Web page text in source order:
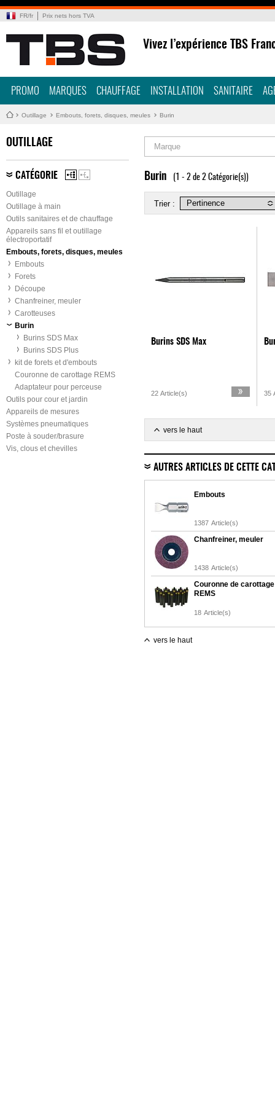
FR/fr Prix nets hors TVA
Vivez l’expérience TBS
PROMO MARQUES CHAUFFAGE INSTALLATION SANITAIRE
Outillage Embouts, forets, disques, meules Burin
OUTILLAGE
CATÉGORIE
Outillage
Outillage à main
Outils sanitaires et de chauffage
Appareils sans fil et outillage
électroportatif
Embouts, forets, disques, meules
Embouts
Forets
Découpe
Chanfreiner, meuler
Carotteuses
Burin
Burins SDS Max
Burins SDS Plus
kit de forets et d'embouts
Couronne de carottage REMS
Adaptateur pour perceuse
Outils pour cour et jardin
Appareils de mesures
Systèmes pneumatiques
Poste à souder/brasure
Vis, clous et chevilles
Marque
Burin (1 - 2 de 2 Catégorie(s))
Trier :
Burins SDS Max
22 Article(s) 35
vers le haut
AUTRES ARTICLES DE CETTE
Embouts
1387 Article(s)
Chanfreiner, meuler
1438 Article(s)
Couronne de carottage
REMS
18 Article(s)
vers le haut